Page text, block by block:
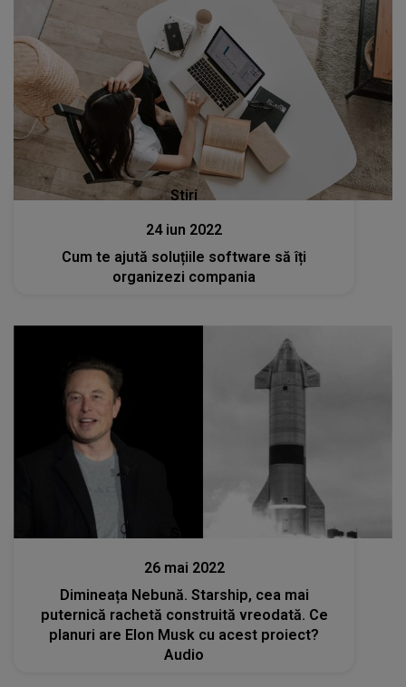
Stiri
24 iun 2022
Cum te ajută soluțiile software să îți
organizezi compania
26 mai 2022
Dimineața Nebună. Starship, cea mai
puternică rachetă construită vreodată. Ce
planuri are Elon Musk cu acest proiect?
Audio